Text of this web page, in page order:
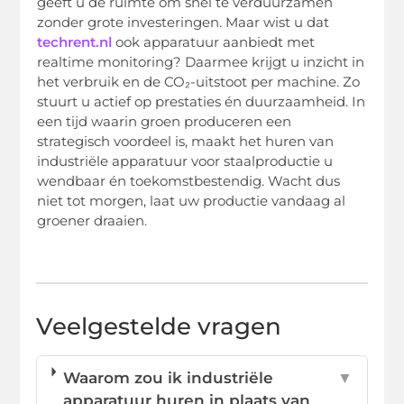
zonder grote investeringen. Maar wist u dat
techrent.nl ook apparatuur aanbiedt met
realtime monitoring? Daarmee krijgt u inzicht in
het verbruik en de CO₂-uitstoot per machine. Zo
stuurt u actief op prestaties én duurzaamheid. In
een tijd waarin groen produceren een
strategisch voordeel is, maakt het huren van
industriële apparatuur voor staalproductie u
wendbaar én toekomstbestendig. Wacht dus
niet tot morgen, laat uw productie vandaag al
groener draaien.
Veelgestelde vragen
Waarom zou ik industriële
apparatuur huren in plaats van
▼